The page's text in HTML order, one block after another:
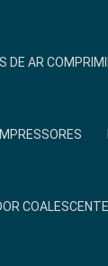
DE AR
COALESCENTE